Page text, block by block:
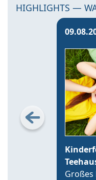
HIGHLIGHTS —